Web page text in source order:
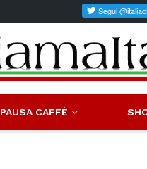
PAUSA CAFFÈ